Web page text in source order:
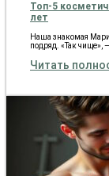
Топ-5
лет
Наша знакомая
подряд. «Так чище»,
Читать